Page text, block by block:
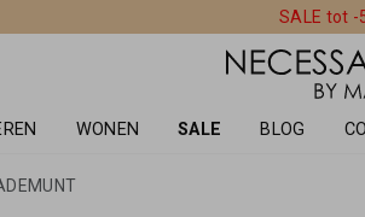
SALE tot -
WONEN SALE BLOG